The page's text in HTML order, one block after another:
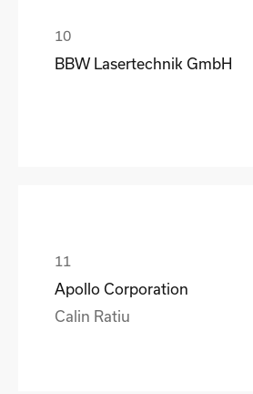
BBW Lasertechnik GmbH
Apollo Corporation
Calin Ratiu